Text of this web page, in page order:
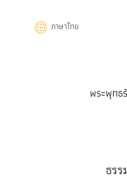
ภาษาไทย
navigation
พระพุทธ
ธร